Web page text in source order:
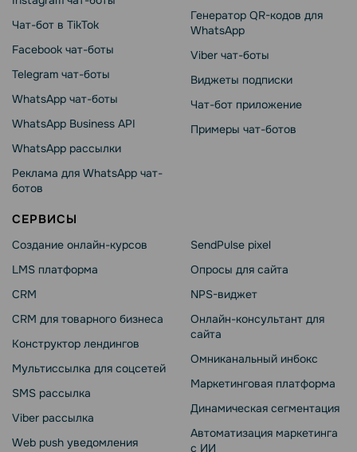
Чат-бот в TikTok
Facebook чат-боты
Telegram чат-боты
WhatsApp чат-боты
WhatsApp Business API
WhatsApp рассылки
Реклама для WhatsApp чат-
ботов
Генератор QR-кодов для
WhatsApp
Viber чат-боты
Виджеты подписки
Чат-бот приложение
Примеры чат-ботов
СЕРВИСЫ
Создание онлайн-курсов
LMS платформа
CRM
CRM для товарного бизнеса
Конструктор лендингов
Мультиссылка для соцсетей
SMS рассылка
Viber рассылка
Web push уведомления
SendPulse pixel
Опросы для сайта
NPS-виджет
Онлайн-консультант для
сайта
Омниканальный инбокс
Маркетинговая платформа
Динамическая сегментация
Автоматизация маркетинга
с ИИ